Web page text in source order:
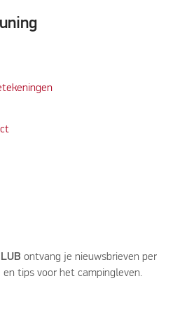
ontvang je nieuwsbrieven per
tips voor het campingleven.